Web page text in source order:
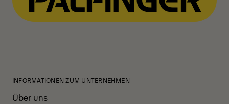
INFORMATIONEN ZUM UNTERNEHMEN
Über uns